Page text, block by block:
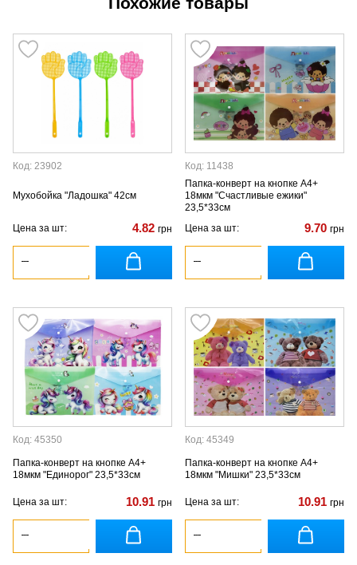
Код: 23902
Мухобойка "Ладошка" 42см
Цена за шт: 4.82 грн
Код: 11438
Папка-конверт на кнопке А4+
18мкм "Счастливые ежики"
23,5*33см
Цена за шт:
9.70 грн
Код: 45350
Папка-конверт на кнопке А4+
18мкм "Единорог" 23,5*33см
Цена за шт: 10.91 грн
Код: 45349
Папка-конверт на кнопке А4+
18мкм "Мишки" 23,5*33см
Цена за шт: 10.91 грн